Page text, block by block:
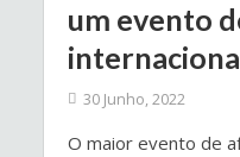
um evento
30 Junho, 2022
O maior evento de